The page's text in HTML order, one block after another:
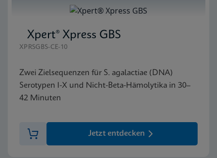
Xpert® Xpress GBS
XPRSGBS-CE-10
Zwei Zielsequenzen für S. agalactiae (DNA)
Serotypen I-X und Nicht-Beta-Hämolytika in 30–
42 Minuten
Jetzt entdecken